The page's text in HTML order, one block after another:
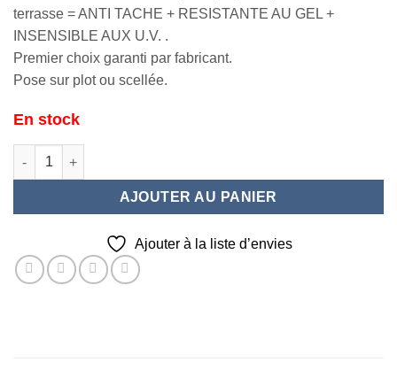
terrasse = ANTI TACHE + RESISTANTE AU GEL +
INSENSIBLE AUX U.V. .
Premier choix garanti par fabricant.
Pose sur plot ou scellée.
En stock
quantité de KUBU Gothard 60x90x2
AJOUTER AU PANIER
Ajouter à la liste d’envies